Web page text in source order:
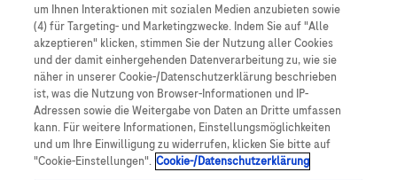
Das BlutzuckermesssystemAccu-ChekMobile
vereint alles, was zur Bestimmung der
Blutzuckerwerte notwendig ist: das
Blutzuckermessgerät, 50 Tests pro Kassette, die
integrierte 1-Klick-Stechhilfe sowie eine 6-
Lanzetten-Trommel. Damit lässt sich der Alltag
unkompliziert und vielfältiggestalten. Erfahren
um Ihnen Interaktionen mit sozialen Medien anzubieten sowie
(4) für Targeting- und Marketingzwecke. Indem Sie auf "Alle
akzeptieren" klicken, stimmen Sie der Nutzung aller Cookies
und der damit einhergehenden Datenverarbeitung zu, wie sie
näher in unserer Cookie-/Datenschutzerklärung beschrieben
ist, was die Nutzung von Browser-Informationen und IP-
Adressen sowie die Weitergabe von Daten an Dritte umfassen
kann. Für weitere Informationen, Einstellungsmöglichkeiten
und um Ihre Einwilligung zu widerrufen, klicken Sie bitte auf
"Cookie-Einstellungen". Cookie-/Datenschutzerklärung